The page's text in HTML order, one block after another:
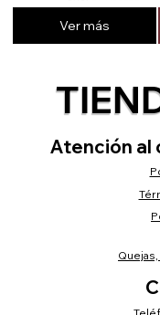
Ver más
Atención al